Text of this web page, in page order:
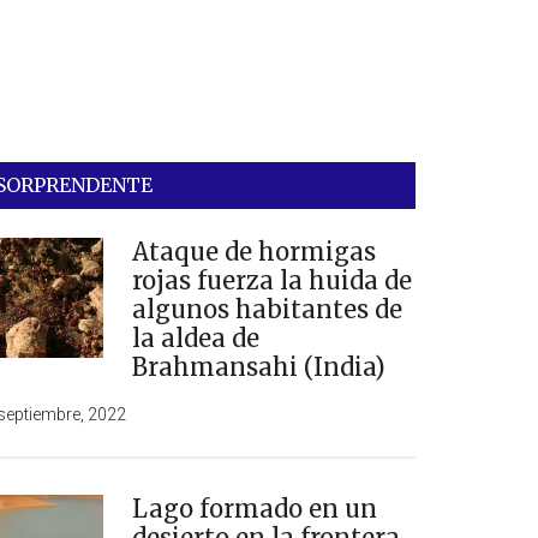
Ataque de hormigas
rojas fuerza la huida de
algunos habitantes de
la aldea de
Brahmansahi (India)
2022
Lago formado en un